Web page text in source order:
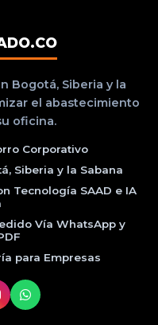
Bogotá, Siberia y la
el abastecimiento
oficina.
Corporativo
Siberia y la Sabana
Tecnología SAAD e IA
Vía WhatsApp y
para Empresas